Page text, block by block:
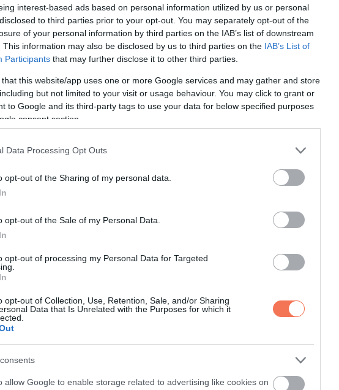
interest-based ads based on personal information utilized by us or personal
to third parties prior to your opt-out. You may separately opt-out of the
of your personal information by third parties on the IAB’s list of downstream
This information may also be disclosed by us to third parties on the IAB’s List of
Participants that may further disclose it to other third parties.
that this website/app uses one or more Google services and may gather and store
but not limited to your visit or usage behaviour. You may click to grant or
to Google and its third-party tags to use your data for below specified purposes
consent section.
Data Processing Opt Outs
opt-out of the Sharing of my personal data.
opt-out of the Sale of my Personal Data.
opt-out of processing my Personal Data for Targeted
opt-out of Collection, Use, Retention, Sale, and/or Sharing
Data that Is Unrelated with the Purposes for which it
allow Google to enable storage related to advertising like cookies on
„Pay It Forward” címmel: No Kid Goes Hungry” (Egy gyerek sem
szomszédait és másokat, hogy gyűjtsenek pénzt, hogy